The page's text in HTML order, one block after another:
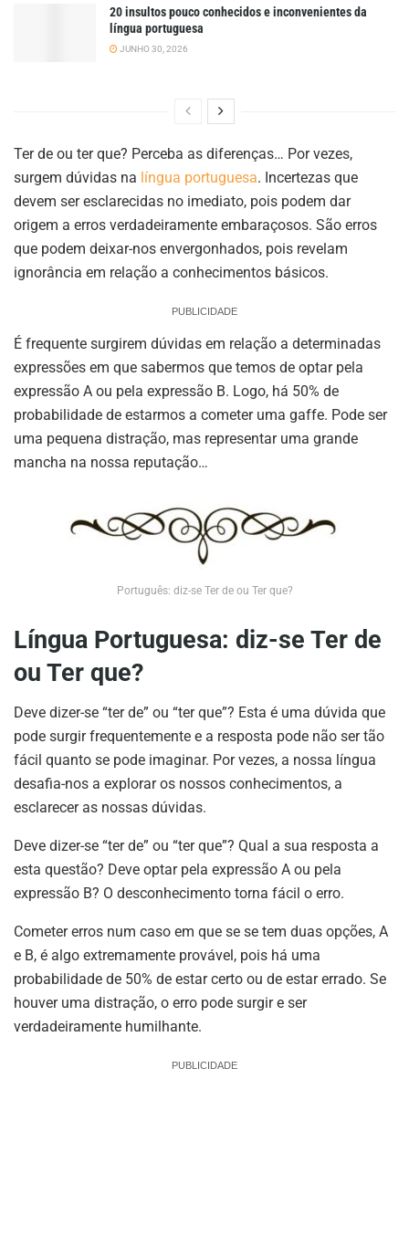
20 insultos pouco conhecidos e inconvenientes da
língua portuguesa
JUNHO 30, 2026
Ter de ou ter que? Perceba as diferenças… Por vezes,
surgem dúvidas na língua portuguesa. Incertezas que
devem ser esclarecidas no imediato, pois podem dar
origem a erros verdadeiramente embaraçosos. São erros
que podem deixar-nos envergonhados, pois revelam
ignorância em relação a conhecimentos básicos.
PUBLICIDADE
É frequente surgirem dúvidas em relação a determinadas
expressões em que sabermos que temos de optar pela
expressão A ou pela expressão B. Logo, há 50% de
probabilidade de estarmos a cometer uma gaffe. Pode ser
uma pequena distração, mas representar uma grande
mancha na nossa reputação…
Português: diz-se Ter de ou Ter que?
Língua Portuguesa: diz-se Ter de
ou Ter que?
Deve dizer-se “ter de” ou “ter que”? Esta é uma dúvida que
pode surgir frequentemente e a resposta pode não ser tão
fácil quanto se pode imaginar. Por vezes, a nossa língua
desafia-nos a explorar os nossos conhecimentos, a
esclarecer as nossas dúvidas.
Deve dizer-se “ter de” ou “ter que”? Qual a sua resposta a
esta questão? Deve optar pela expressão A ou pela
expressão B? O desconhecimento torna fácil o erro.
Cometer erros num caso em que se se tem duas opções, A
e B, é algo extremamente provável, pois há uma
probabilidade de 50% de estar certo ou de estar errado. Se
houver uma distração, o erro pode surgir e ser
verdadeiramente humilhante.
PUBLICIDADE